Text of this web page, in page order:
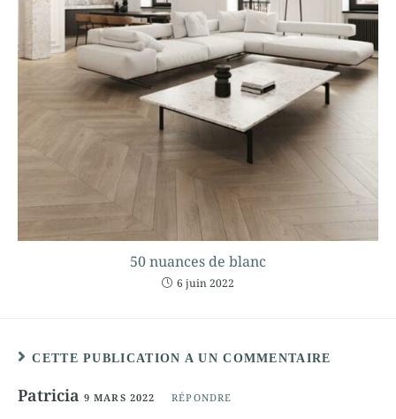
50 nuances de blanc
6 juin 2022
CETTE PUBLICATION A UN COMMENTAIRE
Patricia 9 MARS 2022 RÉPONDRE